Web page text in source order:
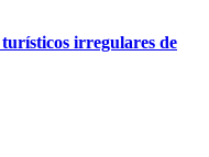
irregulares de